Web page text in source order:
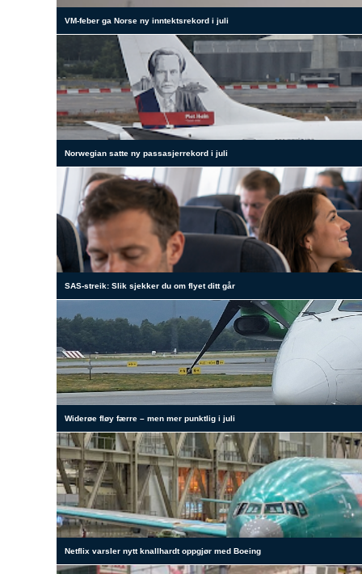
VM-feber ga Norse ny inntektsrekord i juli
Norwegian satte ny passasjerrekord i juli
SAS-streik: Slik sjekker du om flyet ditt går
Widerøe fløy færre – men mer punktlig i juli
Netflix varsler nytt knallhardt oppgjør med Boeing